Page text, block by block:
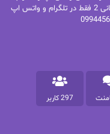
اسحقی
رسولی
محمدی
عباس علی میرزائی 09221706572 شماره پشتیبانی 2 فقط در تلگرام و واتس اپ
297 کاربر